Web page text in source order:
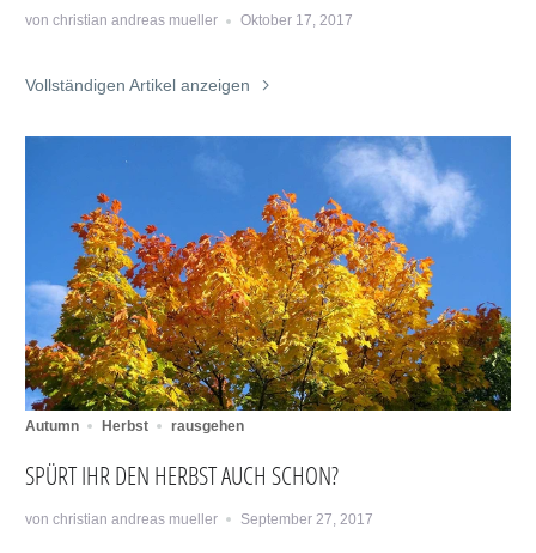
von christian andreas mueller Oktober 17, 2017
Vollständigen Artikel anzeigen
Autumn Herbst rausgehen
SPÜRT IHR DEN HERBST AUCH SCHON?
von christian andreas mueller September 27, 2017